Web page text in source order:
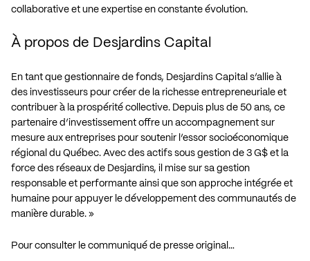
collaborative et une expertise en constante évolution.
À propos de Desjardins Capital
En tant que gestionnaire de fonds, Desjardins Capital s’allie à
des investisseurs pour créer de la richesse entrepreneuriale et
contribuer à la prospérité collective. Depuis plus de 50 ans, ce
partenaire d’investissement offre un accompagnement sur
mesure aux entreprises pour soutenir l’essor socioéconomique
régional du Québec. Avec des actifs sous gestion de 3 G$ et la
force des réseaux de Desjardins, il mise sur sa gestion
responsable et performante ainsi que son approche intégrée et
humaine pour appuyer le développement des communautés de
manière durable. »
Pour consulter le communiqué de presse original…